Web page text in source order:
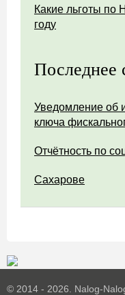
Какие льготы
году
Последнее
Уведомление об
ключа
Отчётность по
Сахарове
© 2014 - 2026. Nalog-